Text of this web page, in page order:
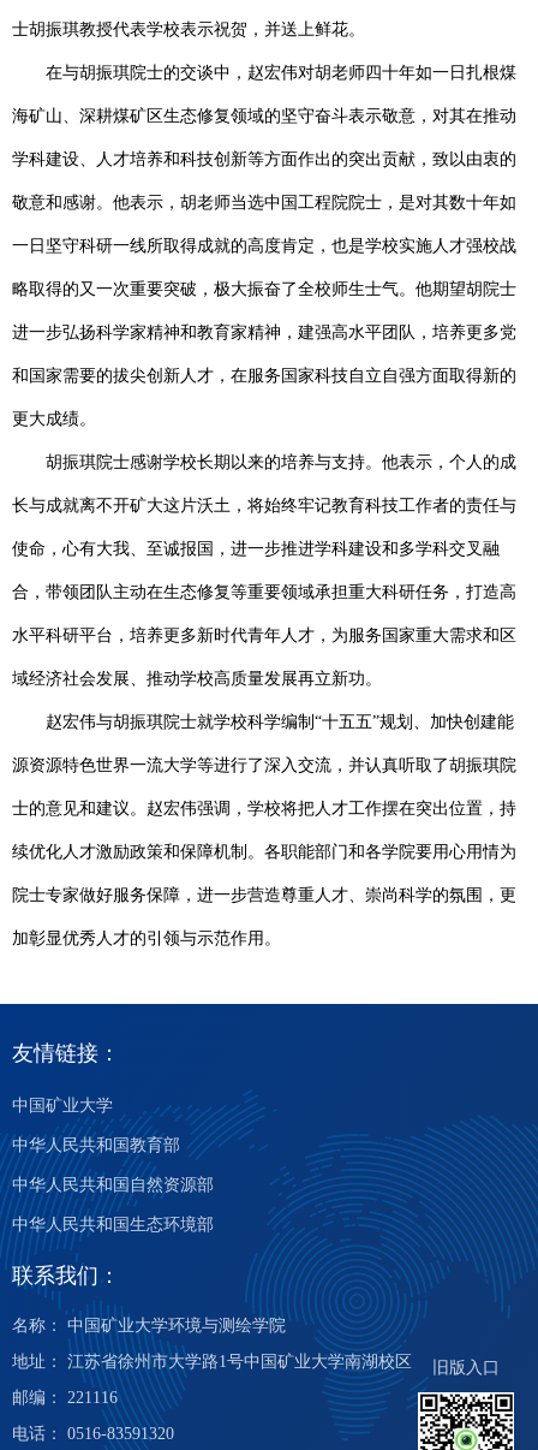
士胡振琪教授代表学校表示祝贺，并送上鲜花。
在与胡振琪院士的交谈中，赵宏伟对胡老师四十年如一日扎根煤
海矿山、深耕煤矿区生态修复领域的坚守奋斗表示敬意，对其在推动
学科建设、人才培养和科技创新等方面作出的突出贡献，致以由衷的
敬意和感谢。他表示，胡老师当选中国工程院院士，是对其数十年如
一日坚守科研一线所取得成就的高度肯定，也是学校实施人才强校战
略取得的又一次重要突破，极大振奋了全校师生士气。他期望胡院士
进一步弘扬科学家精神和教育家精神，建强高水平团队，培养更多党
和国家需要的拔尖创新人才，在服务国家科技自立自强方面取得新的
更大成绩。
胡振琪院士感谢学校长期以来的培养与支持。他表示，个人的成
长与成就离不开矿大这片沃土，将始终牢记教育科技工作者的责任与
使命，心有大我、至诚报国，进一步推进学科建设和多学科交叉融
合，带领团队主动在生态修复等重要领域承担重大科研任务，打造高
水平科研平台，培养更多新时代青年人才，为服务国家重大需求和区
域经济社会发展、推动学校高质量发展再立新功。
赵宏伟与胡振琪院士就学校科学编制 “十五五”规划、加快创建能
源资源特色世界一流大学等进行了深入交流，并认真听取了胡振琪院
士的意见和建议。赵宏伟强调，学校将把人才工作摆在突出位置，持
续优化人才激励政策和保障机制。各职能部门和各学院要用心用情为
院士专家做好服务保障，进一步营造尊重人才、崇尚科学的氛围，更
加彰显优秀人才的引领与示范作用。
友情链接：
中国矿业大学
中华人民共和国教育部
中华人民共和国自然资源部
中华人民共和国生态环境部
联系我们：
名称： 中国矿业大学环境与测绘学院
地址： 江苏省徐州市大学路1号中国矿业大学南湖校区
邮编： 221116
电话： 0516-83591320
旧版入口